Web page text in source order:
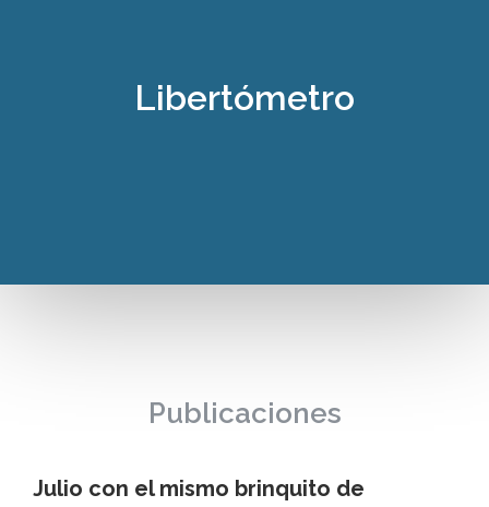
Libertómetro
Publicaciones
Julio con el mismo brinquito de